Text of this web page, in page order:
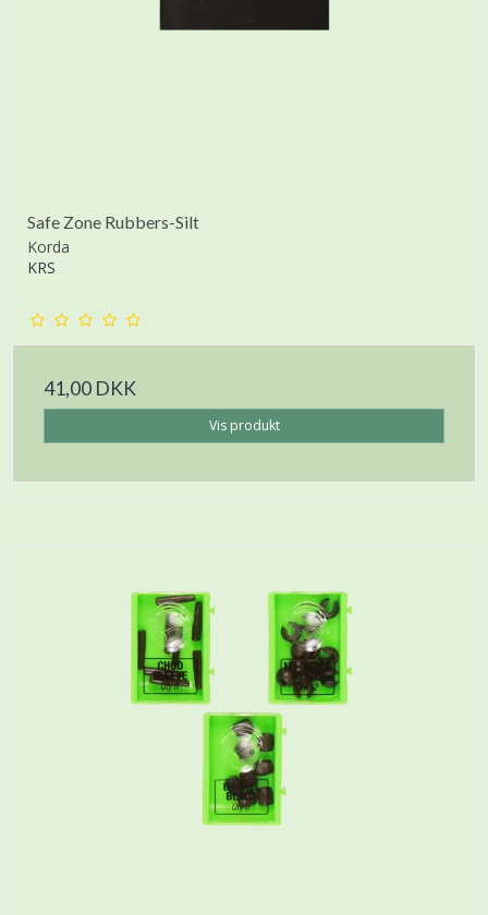
Safe Zone Rubbers-Silt
Korda
KRS
41,00 DKK
Vis produkt